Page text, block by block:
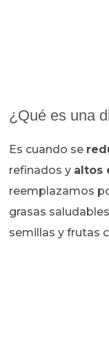
¿Qué es una
Es cuando se
refinados y altos
reemplazamos
grasas
semillas y frutas